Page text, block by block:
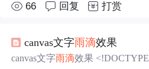
66 回复 打赏
canvas文字雨滴效果
canvas文字雨滴效果 <!DOCTYPE html> <html> <head> <me